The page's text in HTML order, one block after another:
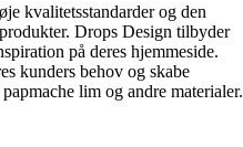
kvalitetsstandarder og den
Drops Design tilbyder
på deres hjemmeside.
kunders behov og skabe
lim og andre materialer.